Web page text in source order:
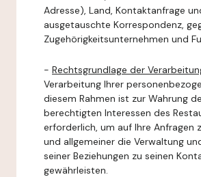
Adresse), Land, Kontaktanfrage
ausgetauschte Korrespondenz,
Zugehörigkeitsunternehmen und
- Rechtsgrundlage der
Verarbeitung Ihrer
diesem Rahmen ist zur Wahrung
berechtigten Interessen des
erforderlich, um auf Ihre Anfragen
und allgemeiner die Verwaltung
seiner Beziehungen zu seinen
gewährleisten.